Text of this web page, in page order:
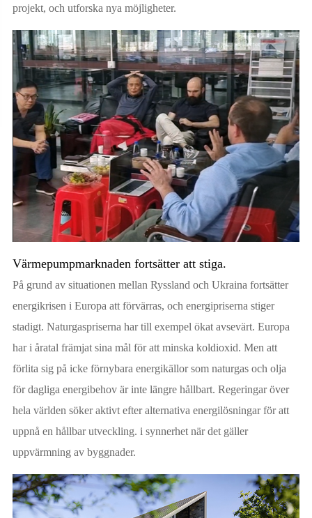
projekt, och utforska nya möjligheter.
Värmepumpmarknaden fortsätter att stiga.
På grund av situationen mellan Ryssland och Ukraina fortsätter
energikrisen i Europa att förvärras, och energipriserna stiger
stadigt. Naturgaspriserna har till exempel ökat avsevärt. Europa
har i åratal främjat sina mål för att minska koldioxid. Men att
förlita sig på icke förnybara energikällor som naturgas och olja
för dagliga energibehov är inte längre hållbart. Regeringar över
hela världen söker aktivt efter alternativa energilösningar för att
uppnå en hållbar utveckling. i synnerhet när det gäller
uppvärmning av byggnader.